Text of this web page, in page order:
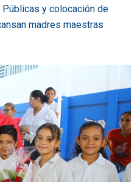
y colocación de
madres maestras